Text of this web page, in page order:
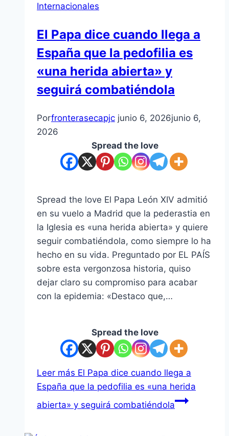
Internacionales
El Papa dice cuando llega a
España que la pedofilia es
«una herida abierta» y
seguirá combatiéndola
Porfronterasecapjc junio 6, 2026junio 6,
2026
Spread the love
Spread the love El Papa León XIV admitió
en su vuelo a Madrid que la pederastia en
la Iglesia es «una herida abierta» y quiere
seguir combatiéndola, como siempre lo ha
hecho en su vida. Preguntado por EL PAÍS
sobre esta vergonzosa historia, quiso
dejar claro su compromiso para acabar
con la epidemia: «Destaco que,…
Spread the love
Leer más El Papa dice cuando llega a
España que la pedofilia es «una herida
abierta» y seguirá combatiéndola